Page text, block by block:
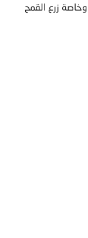
وخاصة زرع القمح